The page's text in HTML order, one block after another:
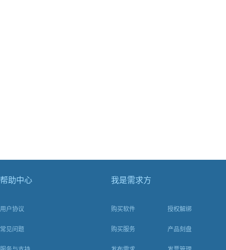
帮助中心
用户协议
常见问题
我是需求方
购买软件
购买服务
授权解绑
产品刻盘